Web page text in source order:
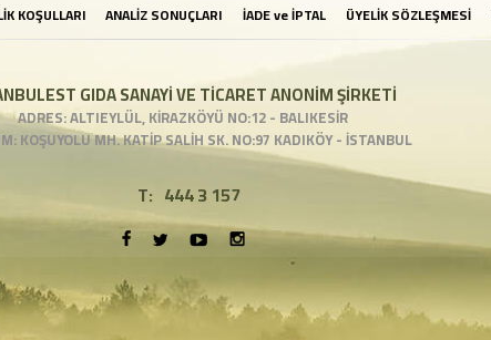
KOŞULLARI ANALİZ SONUÇLARI İADE ve İPTAL ÜYELİK SÖZLEŞMESİ
GIDA SANAYİ VE TİCARET ANONİM ŞİRKETİ
ADRES: ALTIEYLÜL, KİRAZKÖYÜ NO:12 - BALIKESİR
KOŞUYOLU MH. KATİP SALİH SK. NO:97 KADIKÖY - İSTANBUL
T: 444 3 157